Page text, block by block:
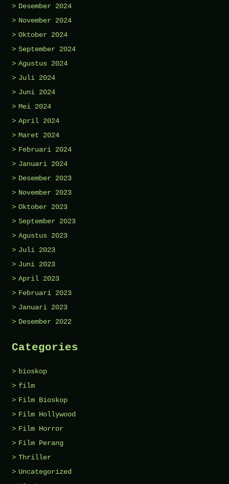
Desember 2024
November 2024
Oktober 2024
September 2024
Agustus 2024
Juli 2024
Juni 2024
Mei 2024
April 2024
Maret 2024
Februari 2024
Januari 2024
Desember 2023
November 2023
Oktober 2023
September 2023
Agustus 2023
Juli 2023
Juni 2023
April 2023
Februari 2023
Januari 2023
Desember 2022
Categories
bioskop
film
Film Bioskop
Film Hollywood
Film Horror
Film Perang
Thriller
Uncategorized